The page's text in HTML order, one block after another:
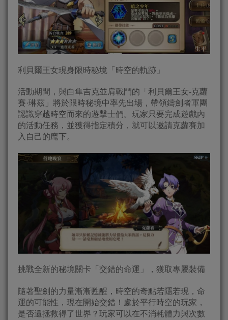
利貝爾王女現身限時秘境「時空的軌跡」
活動期間，與白隼吉克並肩戰鬥的「利貝爾王女-克蘿
賽·琳茲」將於限時秘境中率先出場，帶領鑄劍者軍團
認識穿越時空而來的遊擊士們。玩家只要完成遊戲內
的活動任務，並獲得指定積分，就可以邀請克蘿賽加
入自己的麾下。
挑戰全新的秘境關卡「交錯的命運」，獲取專屬裝備
隨著聖劍的力量漸漸甦醒，時空的奇點若隱若現，命
運的可能性，現在開始交錯！處於平行時空的玩家，
是否還拯救得了世界？玩家可以在不消耗體力與次數